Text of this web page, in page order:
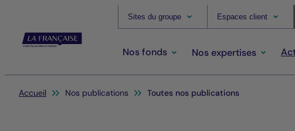
Sites du groupe Espaces client
Nos fonds Nos expertises
Vous êtes ici:
Accueil Nos publications Toutes nos publications